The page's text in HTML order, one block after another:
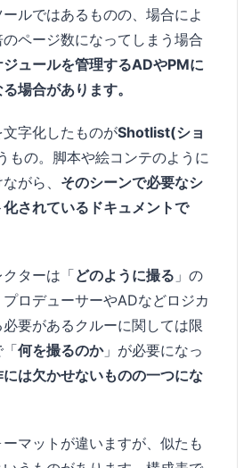
ルではあるものの、場合によ
ページ数になってしまう場合
ジュールを管理するADやPMに
場合があります。
字化したものがShotlist(ショ
もの。脚本や絵コンテのように
がら、 そのシーンで必要なシ
されているドキュメントで
ターは「どのように撮る 」の
ロデューサーやADなどロジカ
要があるクルーに関しては限
何を撮るのか」が必要になっ
には欠かせないものの一つにな
マットが違いますが、似たも